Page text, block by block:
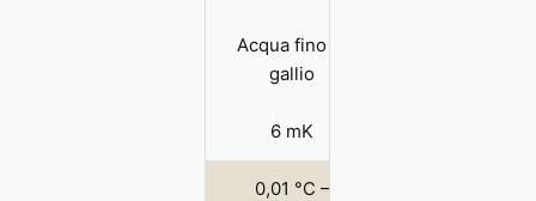
Acqua fino al
gallio
6 mK
0,01 °C –